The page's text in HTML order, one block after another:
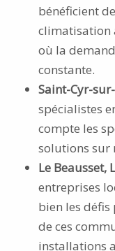
bénéficient
climatisation
où la
constante.
Saint-Cyr-
spécialistes
compte les
solutions sur
Le Beausset,
entreprises
bien les défis
de ces
installations